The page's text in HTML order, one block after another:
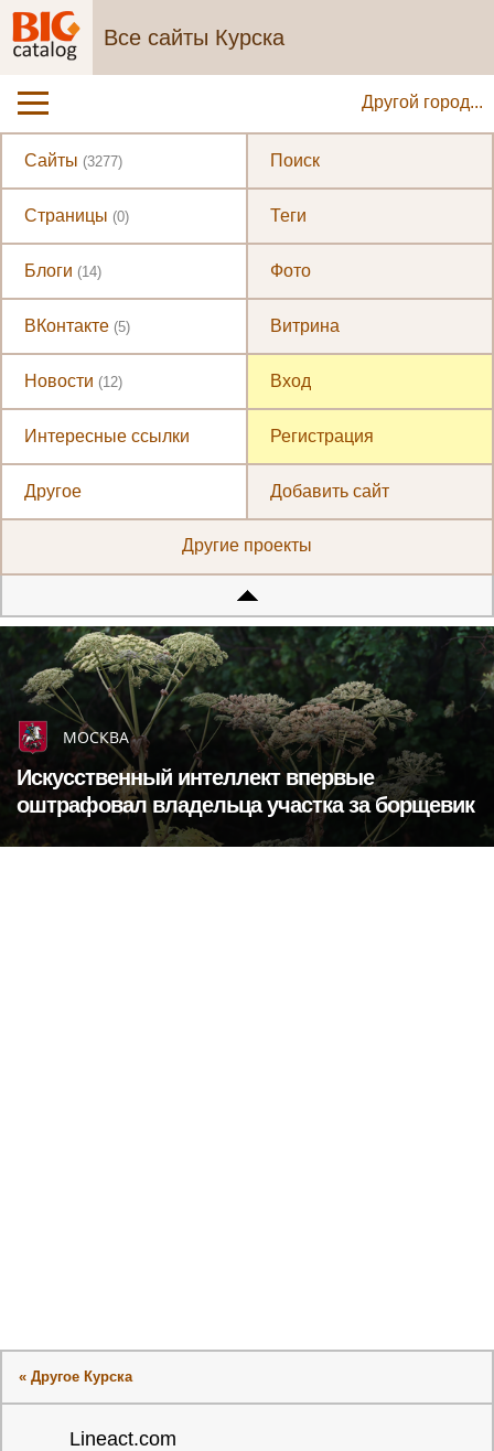
Все сайты Курска
Другой город...
Сайты (3277)
Страницы (0)
Блоги (14)
ВКонтакте (5)
Новости (12)
Интересные ссылки
Другое
Поиск
Теги
Фото
Витрина
Вход
Регистрация
Добавить сайт
Другие проекты
МОСКВА
Искусственный интеллект впервые
оштрафовал владельца участка за борщевик
« Другое Курска
Lineact.com